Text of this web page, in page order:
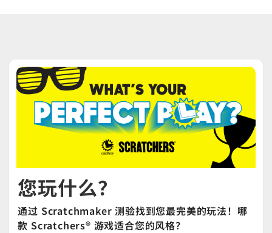
您玩什么？
通过 Scratchmaker 测验找到您最完美的玩法！哪
款 Scratchers® 游戏适合您的风格？